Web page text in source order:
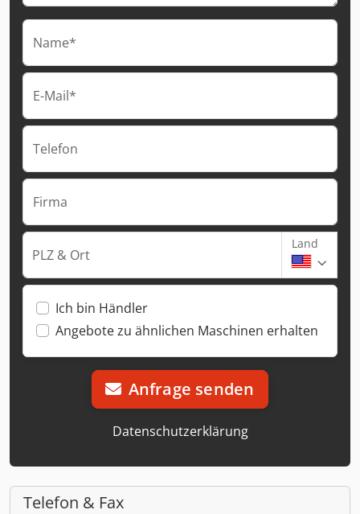
Name*
E-Mail*
Telefon
Firma
PLZ & Ort
Land
Ich bin Händler
Angebote zu ähnlichen Maschinen erhalten
Anfrage senden
Datenschutzerklärung
Telefon & Fax